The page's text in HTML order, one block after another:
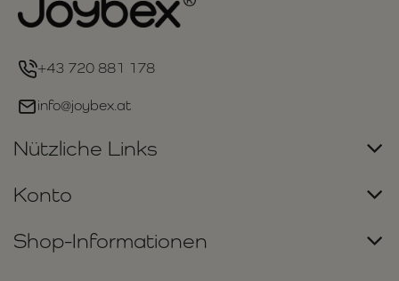
+43 720 881 178
info@joybex.at
Nützliche Links
Konto
Shop-Informationen